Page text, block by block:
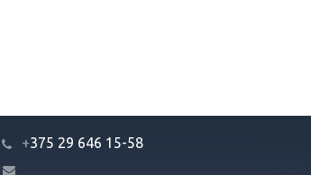
+375 29 646 15-58